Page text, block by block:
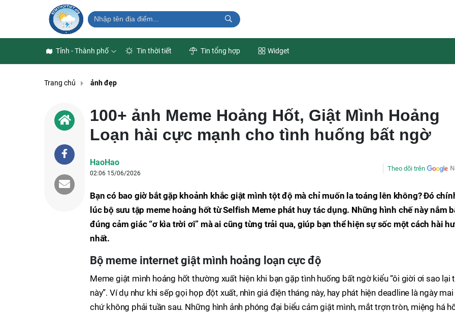
Tỉnh - Thành phố Tin thời tiết Tin tổng hợp Widget
Trang chủ ảnh đẹp
100+ ảnh Meme Hoảng Hốt, Giật Mình Hoảng
Loạn hài cực mạnh cho tình huống bất ngờ
HaoHao
02:06 15/06/2026
Theo dõi trên
Bạn có bao giờ bắt gặp khoảnh khắc giật mình tột độ mà chỉ muốn la toáng lên không? Đó
lúc bộ sưu tập meme hoảng hốt từ Selfish Meme phát huy tác dụng. Những hình chế này nắm
đúng cảm giác “ơ kìa trời ơi” mà ai cũng từng trải qua, giúp bạn thể hiện sự sốc một cách hài
nhất.
Bộ meme internet giật mình hoảng loạn cực độ
Meme giật mình hoảng hốt thường xuất hiện khi bạn gặp tình huống bất ngờ kiểu “ôi giời ơi sao lại
này”. Ví dụ như khi sếp gọi họp đột xuất, nhìn giá điện tháng này, hay phát hiện deadline là ngày mai
chứ không phải tuần sau. Những hình ảnh phóng đại biểu cảm giật mình, mắt trợn tròn, miệng há